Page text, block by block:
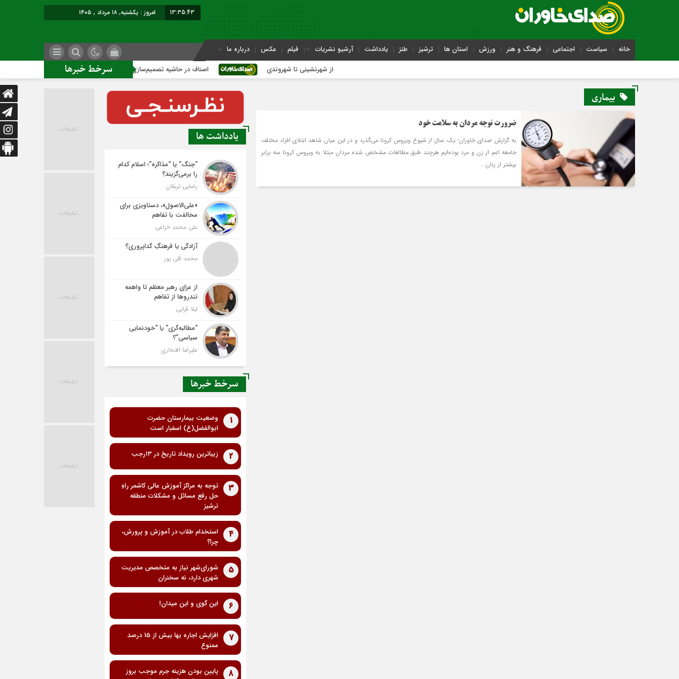
13:35:44 امروز : یکشنبه, ۱۸ مرداد , ۱۴۰۵
خانه سیاست اجتماعی فرهنگ و هنر ورزش استان ها ترشیز طنز یادداشت آرشیو نشریات فیلم عکس درباره ما
سرخط خبرها از شهرنشینی تا شهروندی اصناف در حاشیه تصمیم‌سازی؛ شهر بدون بازار به کجا می‌رسد؟
بیماری
ضرورت توجه مردان به سلامت خود
به گزارش صدای خاوران- یک سال از شیوع ویروس کرونا می‌گذرد و در این میان شاهد ابتلای افراد مختلف
جامعه اعم از زن و مرد بوده‌ایم هرچند طبق مطالعات مشخص شده مردان مبتلا به ویروس کرونا سه برابر
بیشتر از زنان...
یادداشت ها
“جنگ” یا “مذاکره”؛ اسلام کدام
را برمی‌گزیند؟
رضایی تربقان
«علی‌الاصول»، دستاویزی برای
مخالفت با تفاهم
علی محمد خزاعی
آزادگی یا فرهنگِ گداپروری؟
محمد قلی پور
از عزای رهبر معظم تا واهمه
تندروها از تفاهم
لیلا قرایی
“مطالبه‌گری” یا “خودنمایی
سیاسی”؟
علیرضا افتخاری
سرخط خبرها
1
وضعیت بیمارستان حضرت
ابوالفضل(ع) اسفبار است
2 زیباترین رویداد تاریخ در ۱۳رجب
3
توجه به مراکز آموزش عالی کاشمر راهِ
حل رفع مسائل و مشکلات منطقه
ترشیز
4
استخدام طلاب در آموزش و پرورش،
چرا؟
5
شورای‌شهر نیاز به متخصص مدیریت
شهری دارد، نه سخنران
6 این گوی و این میدان!
7
افزایش اجاره بها بیش از 15 درصد
ممنوع
8
پایین بودن هزینه جرم موجب بروز